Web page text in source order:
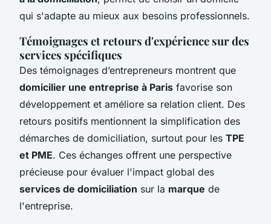
qui s'adapte au mieux aux besoins professionnels.
Témoignages et retours d'expérience sur des
services spécifiques
Des témoignages d’entrepreneurs montrent que
domicilier une entreprise à Paris favorise son
développement et améliore sa relation client. Des
retours positifs mentionnent la simplification des
démarches de domiciliation, surtout pour les TPE
et PME. Ces échanges offrent une perspective
précieuse pour évaluer l'impact global des
services de domiciliation sur la marque de
l'entreprise.